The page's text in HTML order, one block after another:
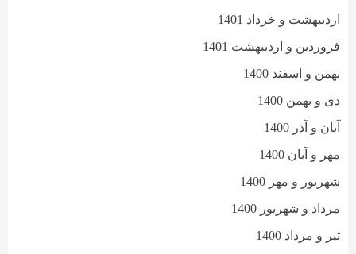
اردیبهشت و خرداد 1401
فروردین و اردیبهشت 1401
بهمن و اسفند 1400
دی و بهمن 1400
آبان و آذر 1400
مهر و آبان 1400
شهریور و مهر 1400
مرداد و شهریور 1400
تیر و مرداد 1400